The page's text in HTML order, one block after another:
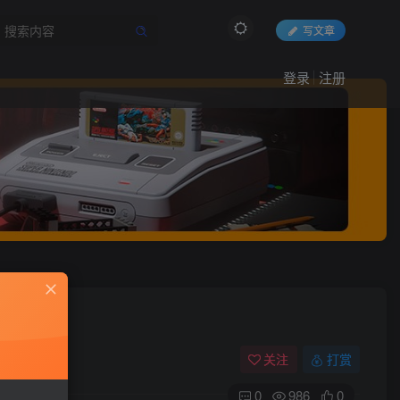
写文章
登录 注册
关注 打赏
0 986 0